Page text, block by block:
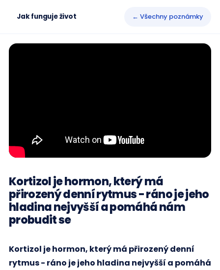
Jak funguje život ← Všechny poznámky
Kortizol je hormon, který má
přirozený denní rytmus - ráno je jeho
hladina nejvyšší a pomáhá nám
probudit se
Kortizol je hormon, který má přirozený denní
rytmus - ráno je jeho hladina nejvyšší a pomáhá